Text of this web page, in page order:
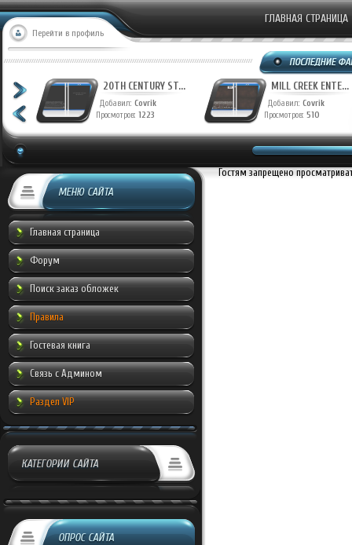
Перейти в профиль
ГЛАВНАЯ СТРАНИЦА
20TH CENTURY ST...
Добавил: Covrik
Просмотров: 1223
MILL CREEK ENTE...
Добавил: Covrik
Просмотров: 510
МЕНЮ САЙТА
Главная страница
Форум
Поиск заказ обложек
Правила
Гостевая книга
Связь с Админом
Раздел VIP
КАТЕГОРИИ САЙТА
ОПРОС САЙТА
Гостям запрещено